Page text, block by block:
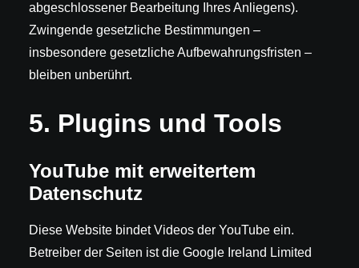
abgeschlossener Bearbeitung Ihres Anliegens).
Zwingende gesetzliche Bestimmungen –
insbesondere gesetzliche Aufbewahrungsfristen –
bleiben unberührt.
5. Plugins und Tools
YouTube mit erweitertem
Datenschutz
Diese Website bindet Videos der YouTube ein.
Betreiber der Seiten ist die Google Ireland Limited